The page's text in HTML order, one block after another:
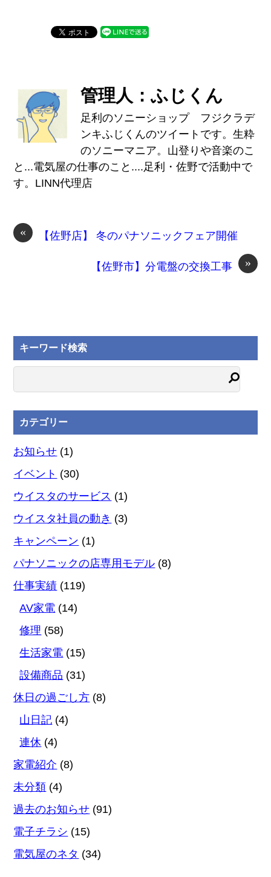
管理人：ふじくん
足利のソニーショップ フジクラデ
ンキふじくんのツイートです。生粋
のソニーマニア。山登りや音楽のこ
と...電気屋の仕事のこと....足利・佐野で活動中で
す。LINN代理店
« 【佐野店】 冬のパナソニックフェア開催
»
【佐野市】分電盤の交換工事
キーワード検索
カテゴリー
お知らせ (1)
イベント (30)
ウイスタのサービス (1)
ウイスタ社員の動き (3)
キャンペーン (1)
パナソニックの店専用モデル (8)
仕事実績 (119)
AV家電 (14)
修理 (58)
生活家電 (15)
設備商品 (31)
休日の過ごし方 (8)
山日記 (4)
連休 (4)
家電紹介 (8)
未分類 (4)
過去のお知らせ (91)
電子チラシ (15)
電気屋のネタ (34)